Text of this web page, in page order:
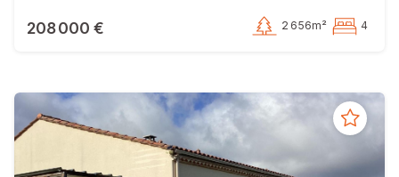
208 000 € 2 656m² 4